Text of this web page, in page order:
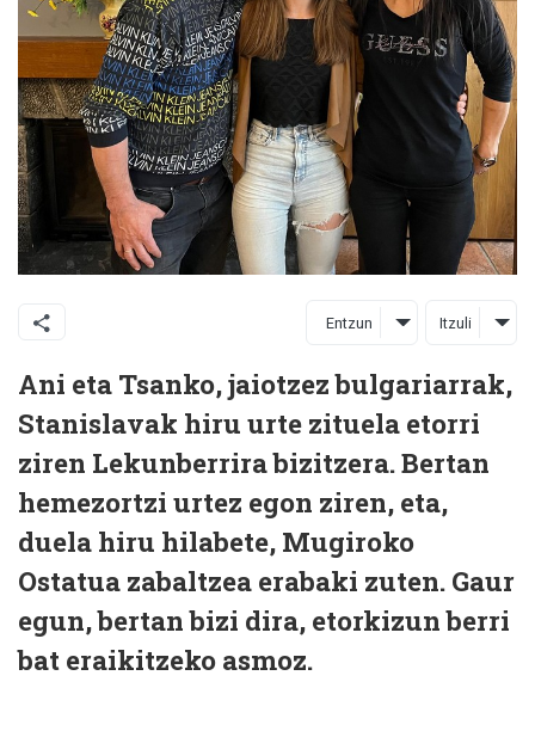
Entzun Itzuli
Ani eta Tsanko, jaiotzez bulgariarrak,
Stanislavak hiru urte zituela etorri
ziren Lekunberrira bizitzera. Bertan
hemezortzi urtez egon ziren, eta,
duela hiru hilabete, Mugiroko
Ostatua zabaltzea erabaki zuten. Gaur
egun, bertan bizi dira, etorkizun berri
bat eraikitzeko asmoz.